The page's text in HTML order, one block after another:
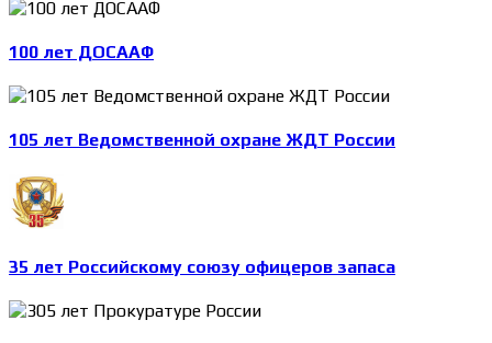
100 лет ДОСААФ
105 лет Ведомственной охране ЖДТ России
35 лет Российскому союзу офицеров запаса